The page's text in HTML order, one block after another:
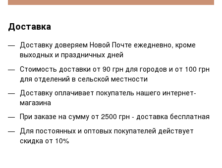
Доставка
Доставку доверяем Новой Почте ежедневно, кроме
выходных и праздничных дней
Стоимость доставки от 90 грн для городов и от 100 грн
для отделений в сельской местности
Доставку оплачивает покупатель нашего интернет-
магазина
При заказе на сумму от 2500 грн - доставка бесплатная
Для постоянных и оптовых покупателей действует
скидка от 10%